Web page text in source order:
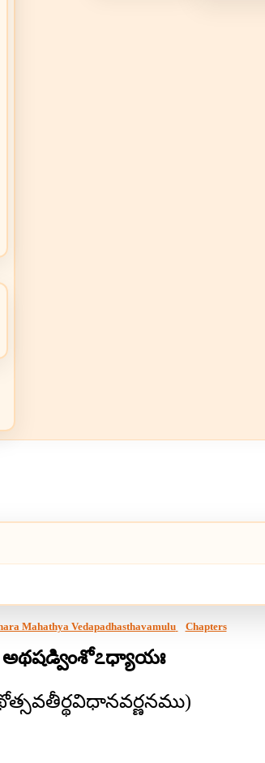
Mahathya Vedapadhasthavamulu Chapters
అథషడ్వింశో೭ధ్యాయః